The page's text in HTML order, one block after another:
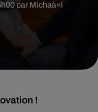
par Michaà«l
!